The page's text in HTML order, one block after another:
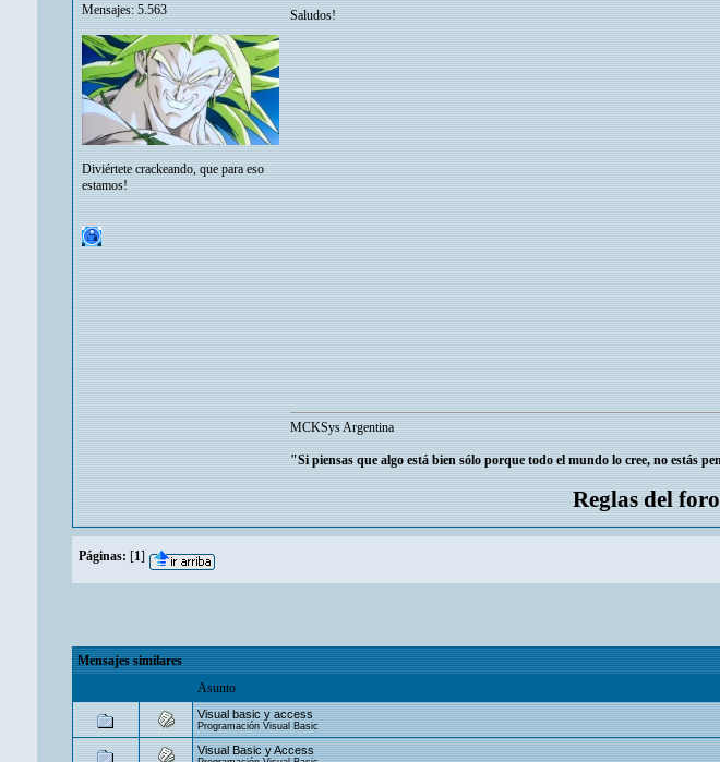
Mensajes: 5.563
Diviértete crackeando, que para eso
estamos!
Saludos!
MCKSys Argentina
"Si piensas que algo está bien sólo porque todo el mundo lo cree, no estás
Reglas del foro
Páginas: [1]
Mensajes similares
Asunto
Visual basic y access
Programación Visual Basic
Visual Basic y Access